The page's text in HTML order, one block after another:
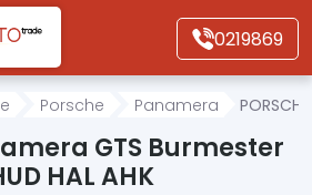
principal
0219869
Porsche Panamera
GTS Burmester
HAL AHK